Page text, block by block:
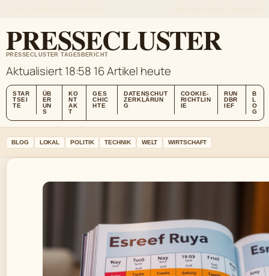
PRESSECLUSTER
PRESSECLUSTER TAGESBERICHT
Aktualisiert 18:58 16 Artikel heute
STAR
TSEI
TE
ÜB
ER
UN
S
KO
NT
AK
T
GES
CHIC
HTE
DATENSCHUT
ZERKLÄRUN
G
COOKIE-
RICHTLIN
IE
RUN
DBR
IEF
B
L
O
G
BLOG LOKAL POLITIK TECHNIK WELT WIRTSCHAFT